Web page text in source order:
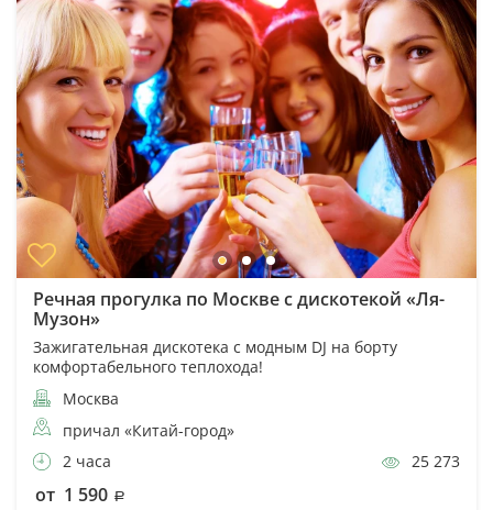
Речная прогулка по Москве с дискотекой «Ля-
Музон»
Зажигательная дискотека с модным DJ на борту
комфортабельного теплохода!
Москва
причал «Китай-город»
2 часа
25 273
от 1 590